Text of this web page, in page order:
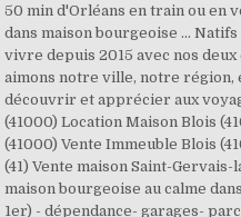
50 min d'Orléans en train ou en
dans maison bourgeoise ...
vivre depuis 2015 avec nos deux
aimons notre ville, notre région,
découvrir et apprécier aux
(41000) Location Maison Blois
(41000) Vente Immeuble Blois
(41) Vente maison Saint-
maison bourgeoise au calme
1er) - dépendance- garages-